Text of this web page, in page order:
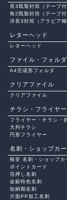
長3既製封筒（テープ
角2既製封筒（テープ付
洋長3封筒（アラビア
レターヘッド
レターヘッド
ファイル・フォルダ
A4完成形フォルダ
クリアファイル
クリアファイル
チラシ・フライヤ
フライヤー・チラシ・
大判チラシ
円形フライヤー
名刺・ショップカ
格安 名刺・ショップカ
ポイントカード
箔押し名刺
金銀特色名刺
短納期名刺
片面PP加工名刺